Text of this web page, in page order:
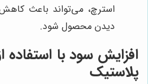
استرچ، می‌تواند باعث
دیدن محصول شود.
افزایش سود با استفاده
پلاستیک